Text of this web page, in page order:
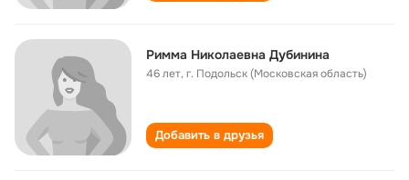
Римма Николаевна Дубинина
46 лет,г. Подольск (Московская область)
Добавить в друзья